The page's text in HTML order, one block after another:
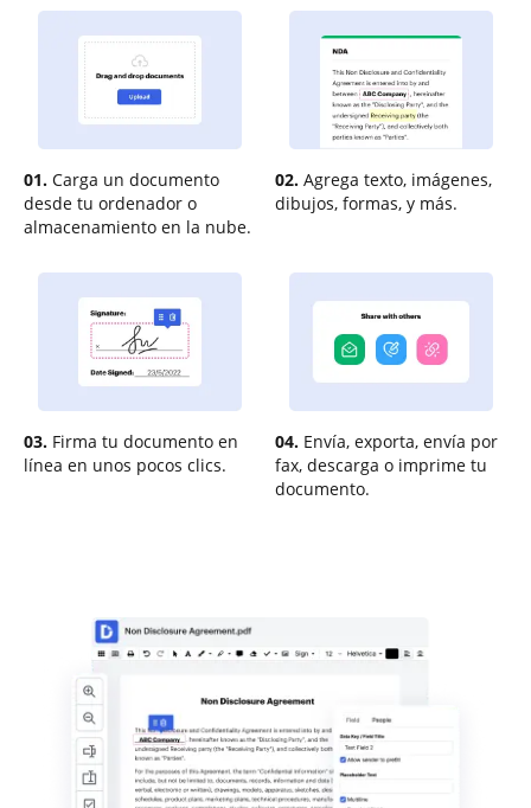
01. Carga un documento
desde tu ordenador o
almacenamiento en la nube.
02. Agrega texto, imágenes,
dibujos, formas, y más.
03. Firma tu documento en
línea en unos pocos clics.
04. Envía, exporta, envía por
fax, descarga o imprime tu
documento.